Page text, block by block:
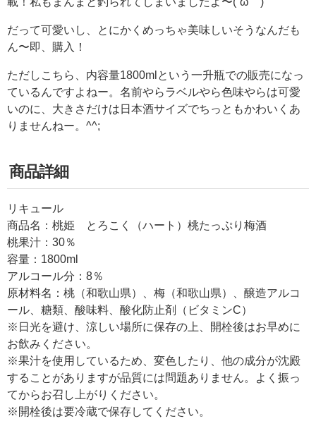
だって可愛いし、とにかくめっちゃ美味しいそうなんだも
ん〜即、購入！
ただしこちら、内容量1800mlという一升瓶での販売になっ
ているんですよねー。名前やらラベルやら色味やらは可愛
いのに、大きさだけは日本酒サイズでちっともかわいくあ
りませんねー。^^;
商品詳細
リキュール
商品名：桃姫 とろこく（ハート）桃たっぷり梅酒
桃果汁：30％
容量：1800ml
アルコール分：8％
原材料名：桃（和歌山県）、梅（和歌山県）、醸造アルコ
ール、糖類、酸味料、酸化防止剤（ビタミンC）
※日光を避け、涼しい場所に保存の上、開栓後はお早めに
お飲みください。
※果汁を使用しているため、変色したり、他の成分が沈殿
することがありますが品質には問題ありません。よく振っ
てからお召し上がりください。
※開栓後は要冷蔵で保存してください。